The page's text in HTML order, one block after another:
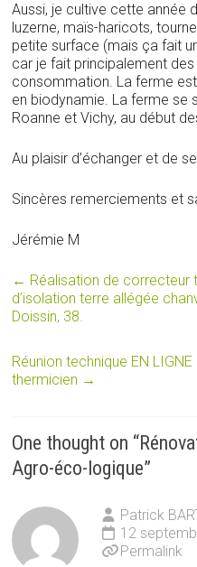
Aussi, je cultive cette année
luzerne, maïs-haricots,
petite surface (mais ça fait
car je fait principalement
consommation. La ferme
en biodynamie. La ferme se
Roanne et Vichy, au début
Au plaisir d’échanger et de
Sincères remerciements et
Jérémie M
← Réalisation de correcteur
d’isolation terre allégée
Doissin, 38.
Réunion technique EN
thermicien →
One thought on “
Agro-éco-logique”
Patrick
12
Permalink